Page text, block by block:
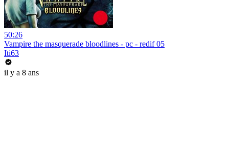
50:26
Vampire the masquerade bloodlines - pc - redif 05
Iti63
il y a 8 ans